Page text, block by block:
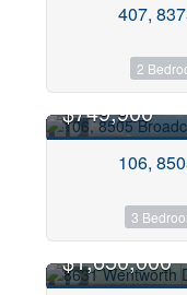
Open House
407,
2
$749,900
106,
3
$1,650,000